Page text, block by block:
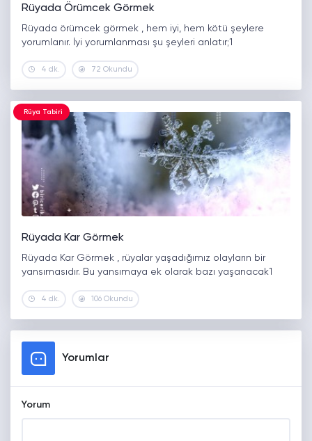
Rüyada Örümcek Görmek
Rüyada örümcek görmek , hem iyi, hem kötü şeylere
yorumlanır. İyi yorumlanması şu şeyleri anlatır;1
4 dk. 72 Okundu
Rüya Tabiri
Rüyada Kar Görmek
Rüyada Kar Görmek , rüyalar yaşadığımız olayların bir
yansımasıdır. Bu yansımaya ek olarak bazı yaşanacak1
4 dk. 106 Okundu
Yorumlar
Yorum